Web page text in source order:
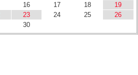
16 17 18
19
23 24 25
26
30